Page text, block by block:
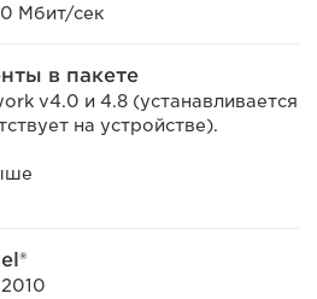
Мбит/сек
в пакете
v4.0 и 4.8 (устанавливается
на устройстве).